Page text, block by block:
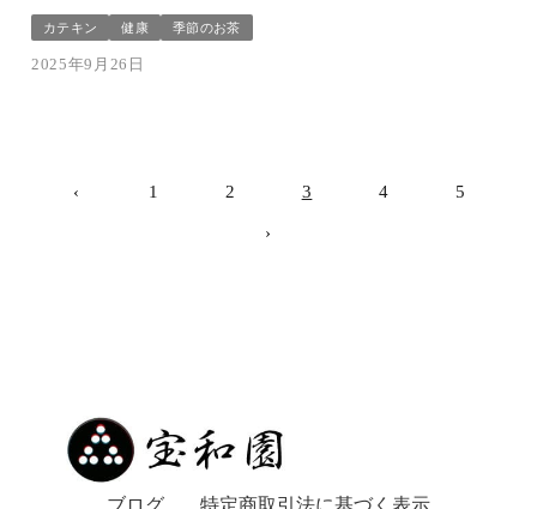
カテキン 健康 季節のお茶
2025年9月26日
‹ 1 2 3 4 5
›
ブログ 特定商取引法に基づく表示